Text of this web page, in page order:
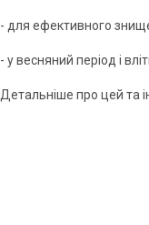
- для ефективного
- у весняний період і
Детальніше про цей та